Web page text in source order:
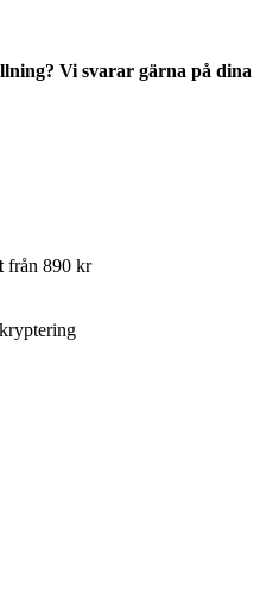
Vi svarar gärna på dina
från 890 kr